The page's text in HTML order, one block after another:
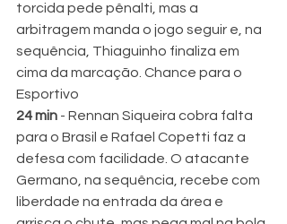
torcida pede pênalti, mas a
arbitragem manda o jogo seguir e, na
sequência, Thiaguinho finaliza em
cima da marcação. Chance para o
Esportivo
24 min - Rennan Siqueira cobra falta
para o Brasil e Rafael Copetti faz a
defesa com facilidade. O atacante
Germano, na sequência, recebe com
liberdade na entrada da área e